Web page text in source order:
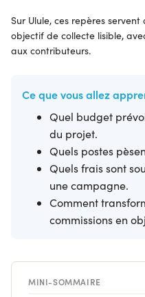
Sur Ulule, ces repères
objectif de collecte lisible,
aux contributeurs.
Ce que vous allez
Quel budget
du projet.
Quels postes
Quels frais sont
une campagne.
Comment
commissions en
MINI-SOMMAIRE